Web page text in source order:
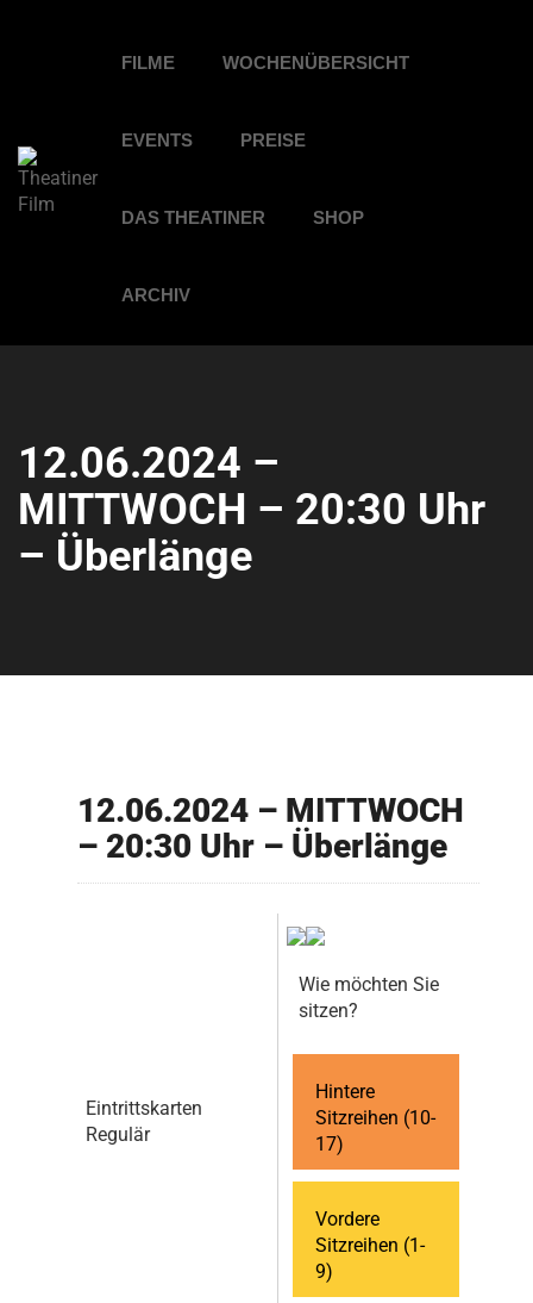
FILME WOCHENÜBERSICHT
EVENTS PREISE
DAS THEATINER SHOP
ARCHIV
12.06.2024 –
MITTWOCH – 20:30 Uhr
– Überlänge
12.06.2024 – MITTWOCH
– 20:30 Uhr – Überlänge
Eintrittskarten
Regulär
Wie möchten Sie
sitzen?
Hintere
Sitzreihen (10-
17)
Vordere
Sitzreihen (1-
9)